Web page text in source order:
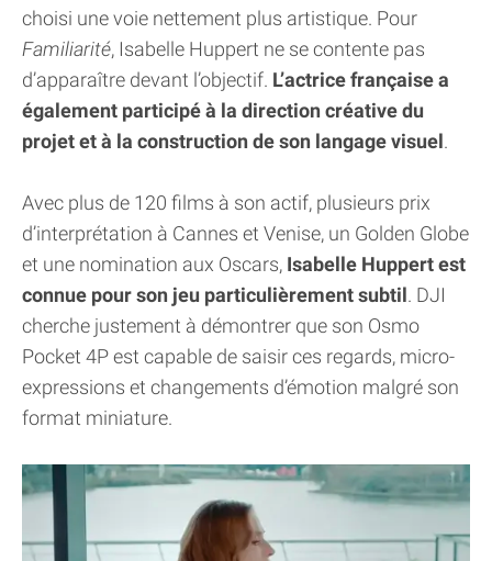
choisi une voie nettement plus artistique. Pour
Familiarité, Isabelle Huppert ne se contente pas
d’apparaître devant l’objectif. L’actrice française a
également participé à la direction créative du
projet et à la construction de son langage visuel.
Avec plus de 120 films à son actif, plusieurs prix
d’interprétation à Cannes et Venise, un Golden Globe
et une nomination aux Oscars, Isabelle Huppert est
connue pour son jeu particulièrement subtil. DJI
cherche justement à démontrer que son Osmo
Pocket 4P est capable de saisir ces regards, micro-
expressions et changements d’émotion malgré son
format miniature.